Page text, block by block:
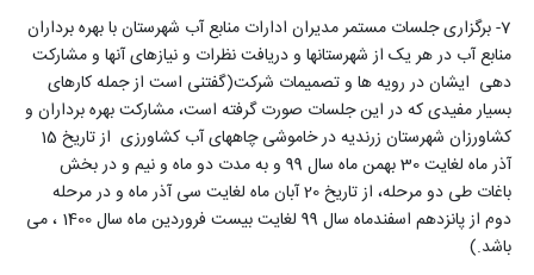
7- برگزاری جلسات مستمر مدیران ادارات منابع آب شهرستان با بهره برداران
منابع آب در هر یک از شهرستانها و دریافت نظرات و نیازهای آنها و مشارکت
دهی ایشان در رویه ها و تصمیمات شرکت(گفتنی است از جمله کارهای
بسیار مفیدی که در این جلسات صورت گرفته است، مشارکت بهره برداران و
کشاورزان شهرستان زرندیه در خاموشی چاههای آب کشاورزی از تاریخ 15
آذر ماه لغایت 30 بهمن ماه سال 99 و به مدت دو ماه و نیم و در بخش
باغات طی دو مرحله، از تاریخ 20 آبان ماه لغایت سی آذر ماه و در مرحله
دوم از پانزدهم اسفندماه سال 99 لغایت بیست فروردین ماه سال 1400 ، می
باشد.)